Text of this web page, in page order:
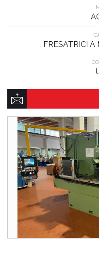
FRESATRICI